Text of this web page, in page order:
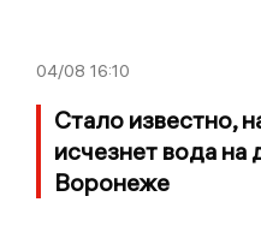
04/08 16:10
Стало известно,
исчезнет вода на
Воронеже